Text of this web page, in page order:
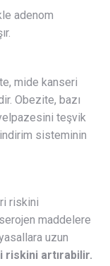
adenom
mide kanseri
Obezite, bazı
teşvik
sisteminin
riskini
maddelere
uzun
riskini artırabilir.